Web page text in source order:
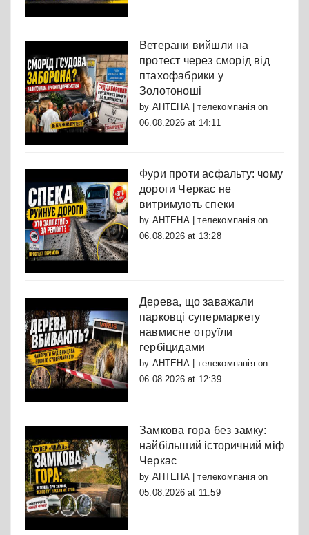
Ветерани вийшли на
протест через сморід від
птахофабрики у
Золотоноші
by АНТЕНА | телекомпаніяon
06.08.2026 at 14:11
Фури проти асфальту: чому
дороги Черкас не
витримують спеки
by АНТЕНА | телекомпаніяon
06.08.2026 at 13:28
Дерева, що заважали
парковці супермаркету
навмисне отруїли
гербіцидами
by АНТЕНА | телекомпаніяon
06.08.2026 at 12:39
Замкова гора без замку:
найбільший історичний міф
Черкас
by АНТЕНА | телекомпаніяon
05.08.2026 at 11:59